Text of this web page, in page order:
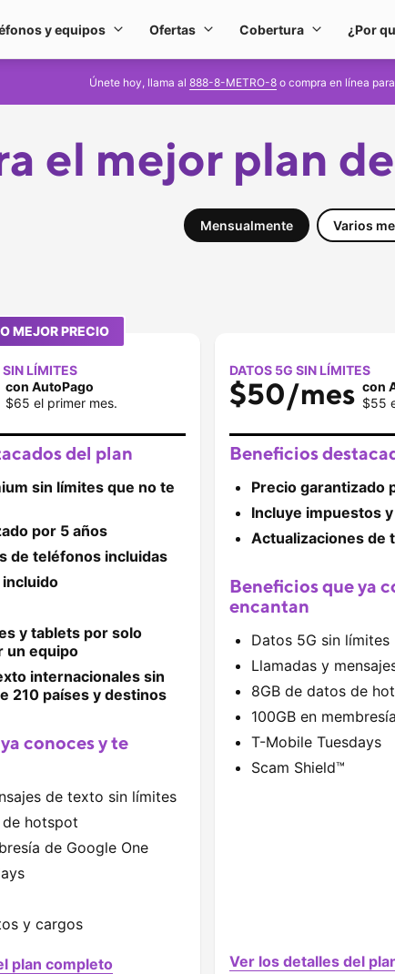
y equipos Teléfonos y equipos
Ofertas OfertasCobertura Cobertura
¿Por
Únete hoy, llama al 888-8-METRO-8 o compra en línea
el mejor plan
MEJOR PRECIO
LÍMITES
con AutoPago
$65 el primer mes.
del plan
sin límites que no te
por 5 años
de teléfonos incluidas
y tablets por solo
un equipo
internacionales sin
210 países y destinos
conoces y te
de texto sin límites
hotspot
de Google One
y cargos
plan completo
DATOS 5G SIN LÍMITES
$50/mes con
$55
Beneficios
Precio garantizado
Incluye impuestos
Actualizaciones de
Beneficios que ya
encantan
Datos 5G sin límites
Llamadas y
8GB de datos de
100GB en
T-Mobile Tuesdays
Scam Shield™
Ver los detalles del